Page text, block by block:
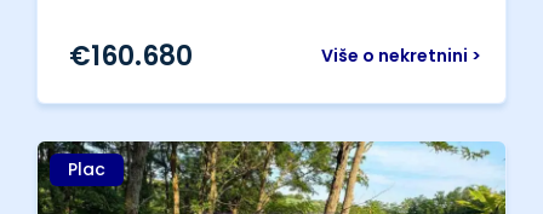
Više o nekretnini >
€160.680
Plac